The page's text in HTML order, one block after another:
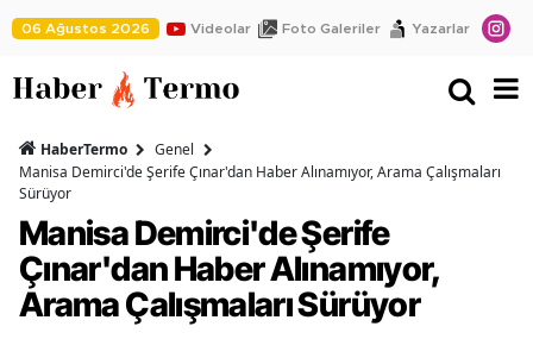
06 Ağustos 2026 Videolar Foto Galeriler Yazarlar
HaberTermo
Genel
Manisa Demirci'de Şerife Çınar'dan Haber Alınamıyor, Arama Çalışmaları
Sürüyor
Manisa Demirci'de Şerife
Çınar'dan Haber Alınamıyor,
Arama Çalışmaları Sürüyor